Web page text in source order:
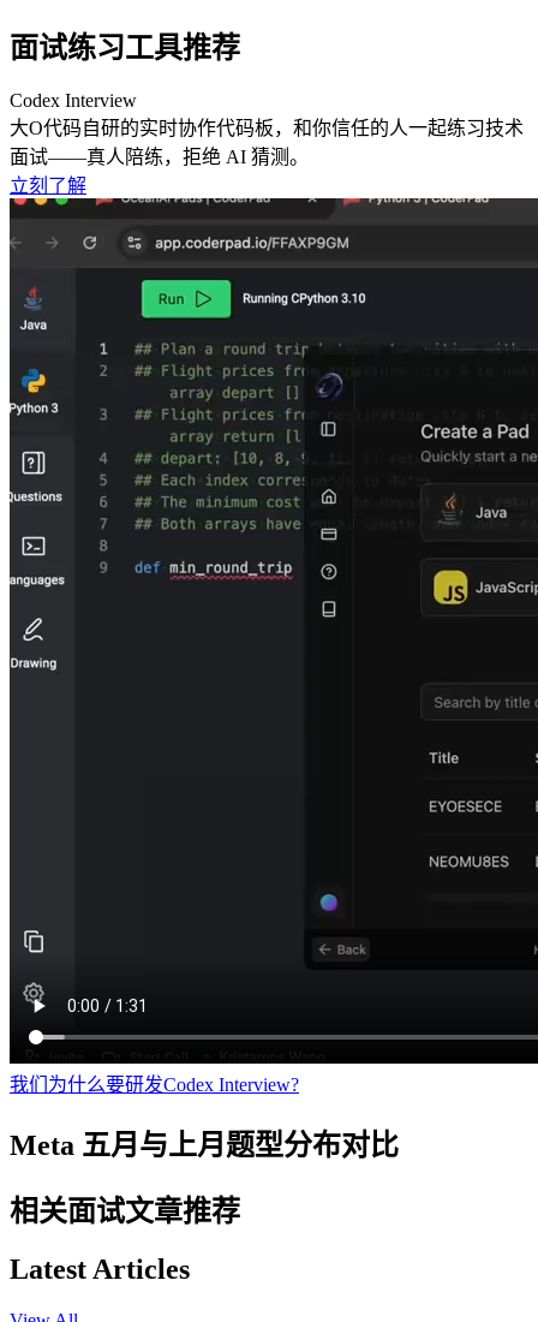
面试练习工具推荐
Codex Interview
大O代码自研的实时协作代码板，和你信任的人一起练习技术
面试——真人陪练，拒绝 AI 猜测。
立刻了解
我们为什么要研发Codex Interview?
Meta 五月与上月题型分布对比
相关面试文章推荐
Latest Articles